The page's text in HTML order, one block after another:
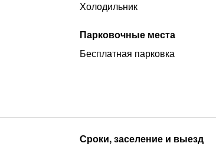
Холодильник
Парковочные места
Бесплатная парковка
Сроки, заселение и выезд